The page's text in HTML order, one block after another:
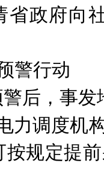
省政府向
警行动
后，事发
电力调度机
按规定提